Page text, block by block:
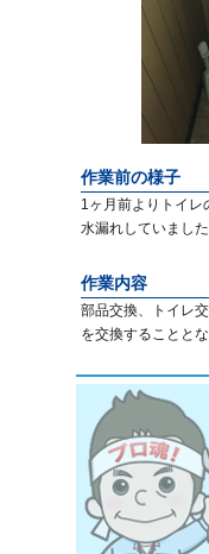
作業前の様子
1ヶ月前よりトイレ
水漏れしていました
作業内容
部品交換、トイレ
を交換することとな